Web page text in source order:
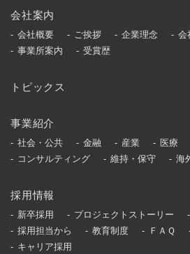
会社案内
会社概要 ご挨拶 企業理念 会
事業所案内
受賞歴
トピックス
事業紹介
社会・公共 金融 産業 医療
コンサルティング
維持・保守 海
採用情報
新卒採用 プロジェクトストーリー
採用担当から
教育制度 ＦＡＱ
キャリア採用